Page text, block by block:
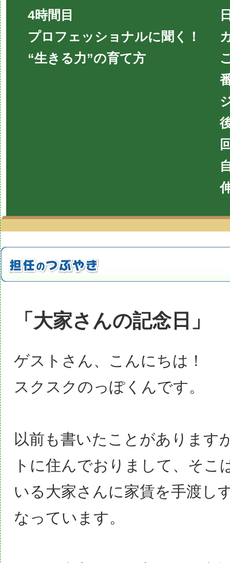
4時間目
プロフェッショナルに聞く！
“生きる力”の育て方
「大家さんの記念日」
ゲストさん、こんにちは！
スクスクのっぽくんです。
以前も書いたことがあります
トに住んでおりまして、そこ
いる大家さんに家賃を手渡し
なっています。